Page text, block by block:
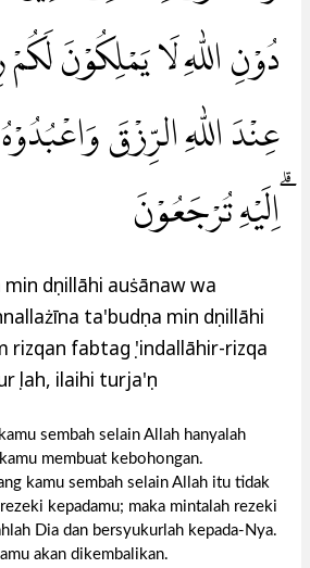
دُوْنِ اللّٰهِ لَا يَمْلِكُوْنَ لَكُمْ
عِنْدَ اللّٰهِ الرِّزْقَ
ۗاِلَيْهِ تُرْجَعُوْنَ
dụnillāhi auṡānaw wa
ta'budụna min dụnillāhi
rizqan fabtagụ 'indallāhir-rizqa
lah, ilaihi turja'ụn
sembah selain Allah hanyalah
membuat kebohongan.
kamu sembah selain Allah itu tidak
kepadamu; maka mintalah rezeki
Dia dan bersyukurlah kepada-Nya.
akan dikembalikan.